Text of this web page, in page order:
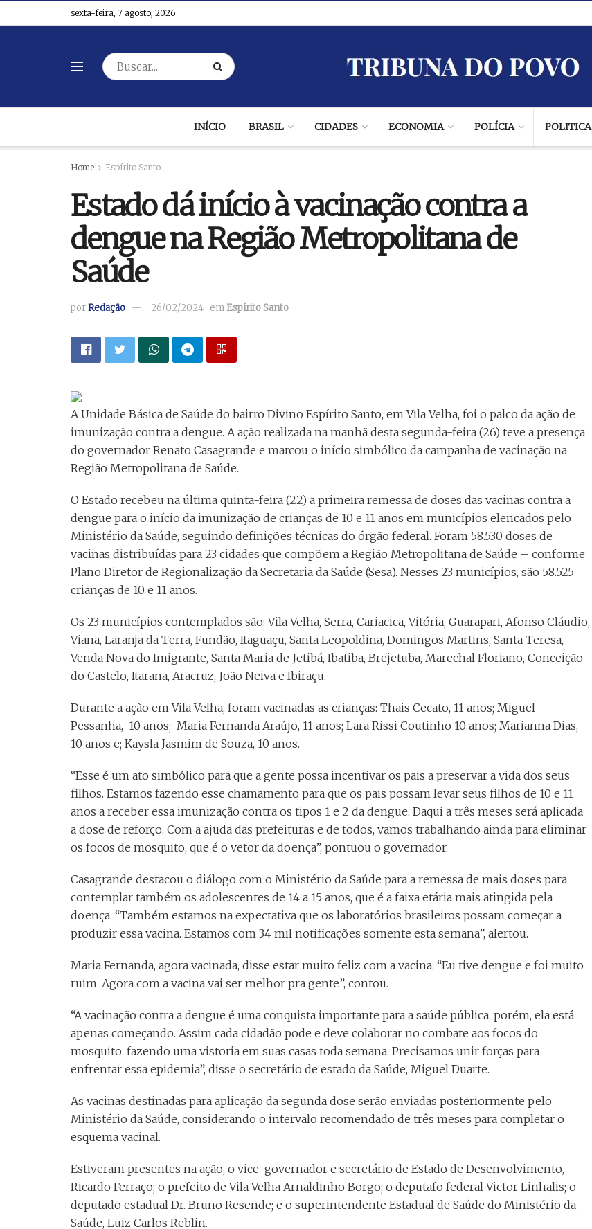
sexta-feira, 7 agosto, 2026
INÍCIO BRASIL CIDADES ECONOMIA POLÍCIA POLITICA
Home Espírito Santo
Estado dá início à vacinação contra a
dengue na Região Metropolitana de
Saúde
porRedação 26/02/2024 emEspírito Santo
A Unidade Básica de Saúde do bairro Divino Espírito Santo, em Vila Velha, foi o palco da ação de
imunização contra a dengue. A ação realizada na manhã desta segunda-feira (26) teve a presença
do governador Renato Casagrande e marcou o início simbólico da campanha de vacinação na
Região Metropolitana de Saúde.
O Estado recebeu na última quinta-feira (22) a primeira remessa de doses das vacinas contra a
dengue para o início da imunização de crianças de 10 e 11 anos em municípios elencados pelo
Ministério da Saúde, seguindo definições técnicas do órgão federal. Foram 58.530 doses de
vacinas distribuídas para 23 cidades que compõem a Região Metropolitana de Saúde – conforme
Plano Diretor de Regionalização da Secretaria da Saúde (Sesa). Nesses 23 municípios, são 58.525
crianças de 10 e 11 anos.
Os 23 municípios contemplados são: Vila Velha, Serra, Cariacica, Vitória, Guarapari, Afonso Cláudio,
Viana, Laranja da Terra, Fundão, Itaguaçu, Santa Leopoldina, Domingos Martins, Santa Teresa,
Venda Nova do Imigrante, Santa Maria de Jetibá, Ibatiba, Brejetuba, Marechal Floriano, Conceição
do Castelo, Itarana, Aracruz, João Neiva e Ibiraçu.
Durante a ação em Vila Velha, foram vacinadas as crianças: Thais Cecato, 11 anos; Miguel
Pessanha, 10 anos; Maria Fernanda Araújo, 11 anos; Lara Rissi Coutinho 10 anos; Marianna Dias,
10 anos e; Kaysla Jasmim de Souza, 10 anos.
“Esse é um ato simbólico para que a gente possa incentivar os pais a preservar a vida dos seus
filhos. Estamos fazendo esse chamamento para que os pais possam levar seus filhos de 10 e 11
anos a receber essa imunização contra os tipos 1 e 2 da dengue. Daqui a três meses será aplicada
a dose de reforço. Com a ajuda das prefeituras e de todos, vamos trabalhando ainda para eliminar
os focos de mosquito, que é o vetor da doença”, pontuou o governador.
Casagrande destacou o diálogo com o Ministério da Saúde para a remessa de mais doses para
contemplar também os adolescentes de 14 a 15 anos, que é a faixa etária mais atingida pela
doença. “Também estamos na expectativa que os laboratórios brasileiros possam começar a
produzir essa vacina. Estamos com 34 mil notificações somente esta semana”, alertou.
Maria Fernanda, agora vacinada, disse estar muito feliz com a vacina. “Eu tive dengue e foi muito
ruim. Agora com a vacina vai ser melhor pra gente”, contou.
“A vacinação contra a dengue é uma conquista importante para a saúde pública, porém, ela está
apenas começando. Assim cada cidadão pode e deve colaborar no combate aos focos do
mosquito, fazendo uma vistoria em suas casas toda semana. Precisamos unir forças para
enfrentar essa epidemia”, disse o secretário de estado da Saúde, Miguel Duarte.
As vacinas destinadas para aplicação da segunda dose serão enviadas posteriormente pelo
Ministério da Saúde, considerando o intervalo recomendado de três meses para completar o
esquema vacinal.
Estiveram presentes na ação, o vice-governador e secretário de Estado de Desenvolvimento,
Ricardo Ferraço; o prefeito de Vila Velha Arnaldinho Borgo; o deputafo federal Victor Linhalis; o
deputado estadual Dr. Bruno Resende; e o superintendente Estadual de Saúde do Ministério da
Saúde, Luiz Carlos Reblin.